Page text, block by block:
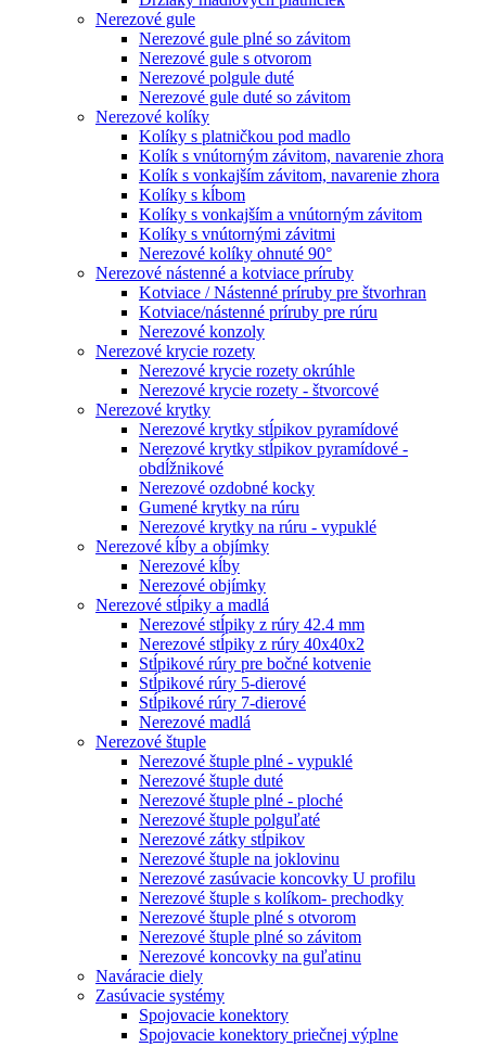
Nerezové gule
Nerezové gule plné so závitom
Nerezové gule s otvorom
Nerezové polgule duté
Nerezové gule duté so závitom
Nerezové kolíky
Kolíky s platničkou pod madlo
Kolík s vnútorným závitom, navarenie zhora
Kolík s vonkajším závitom, navarenie zhora
Kolíky s kĺbom
Kolíky s vonkajším a vnútorným závitom
Kolíky s vnútornými závitmi
Nerezové kolíky ohnuté 90°
Nerezové nástenné a kotviace príruby
Kotviace / Nástenné príruby pre štvorhran
Kotviace/nástenné príruby pre rúru
Nerezové konzoly
Nerezové krycie rozety
Nerezové krycie rozety okrúhle
Nerezové krycie rozety - štvorcové
Nerezové krytky
Nerezové krytky stĺpikov pyramídové
Nerezové krytky stĺpikov pyramídové -
obdĺžnikové
Nerezové ozdobné kocky
Gumené krytky na rúru
Nerezové krytky na rúru - vypuklé
Nerezové kĺby a objímky
Nerezové kĺby
Nerezové objímky
Nerezové stĺpiky a madlá
Nerezové stĺpiky z rúry 42.4 mm
Nerezové stĺpiky z rúry 40x40x2
Stĺpikové rúry pre bočné kotvenie
Stĺpikové rúry 5-dierové
Stĺpikové rúry 7-dierové
Nerezové madlá
Nerezové štuple
Nerezové štuple plné - vypuklé
Nerezové štuple duté
Nerezové štuple plné - ploché
Nerezové štuple polguľaté
Nerezové zátky stĺpikov
Nerezové štuple na joklovinu
Nerezové zasúvacie koncovky U profilu
Nerezové štuple s kolíkom- prechodky
Nerezové štuple plné s otvorom
Nerezové štuple plné so závitom
Nerezové koncovky na guľatinu
Naváracie diely
Zasúvacie systémy
Spojovacie konektory
Spojovacie konektory priečnej výplne